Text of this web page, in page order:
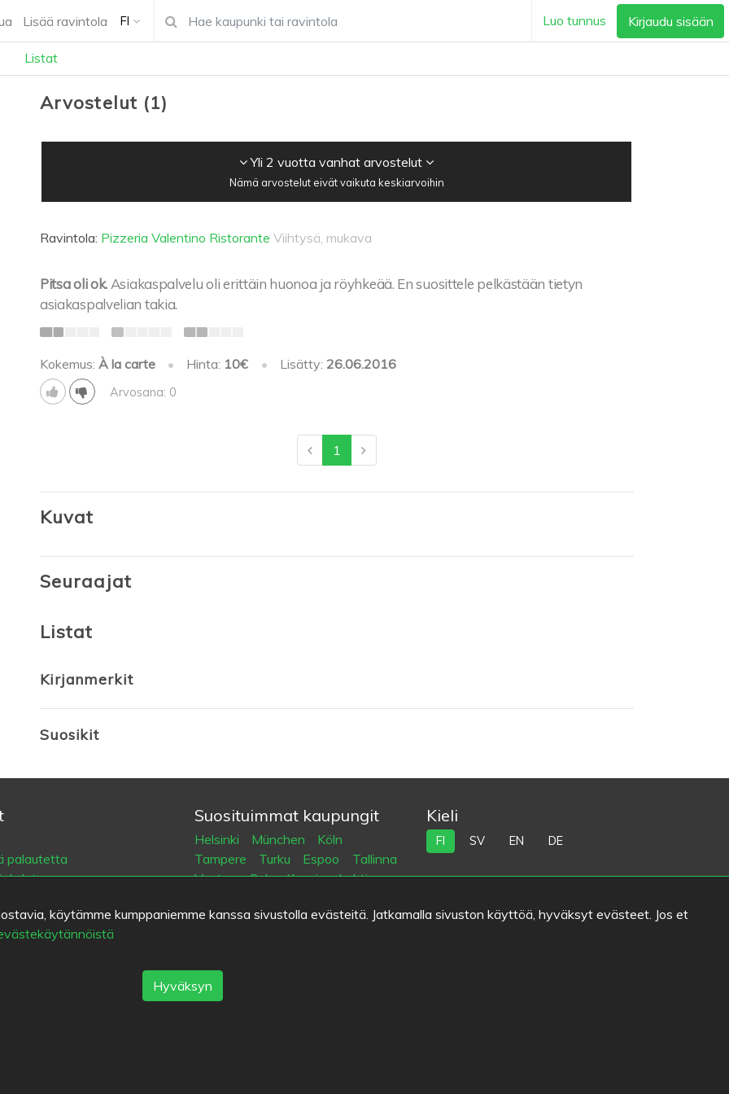
Lisää ravintola FI Luo tunnus Kirjaudu sisään
käytämme kumppaniemme kanssa sivustolla evästeitä. Jatkamalla sivuston käyttöä, hyväksyt evästeet. Jos et
Hyväksyn
Listat
Arvostelut (1)
Yli 2 vuotta vanhat arvostelut
Nämä arvostelut eivät vaikuta keskiarvoihin
Ravintola: Pizzeria Valentino Ristorante Viihtysä, mukava
Pitsa oli ok. Asiakaspalvelu oli erittäin huonoa ja röyhkeää. En suosittele pelkästään tietyn
asiakaspalvelian takia.
Kokemus: À la carte • Hinta: 10€ • Lisätty: 26.06.2016
Arvosana: 0
1
Kuvat
Seuraajat
Listat
Kirjanmerkit
Suosikit
palautetta
Suosituimmat kaupungit
Helsinki München
Köln
Tampere
Turku Espoo
Tallinna
Vantaa Oulu Kuopio Lahti
Rovaniemi Vaasa
Porvoo
Kieli
FI SV EN DE